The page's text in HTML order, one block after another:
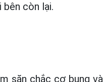
còn lại.
săn chắc cơ bụng và